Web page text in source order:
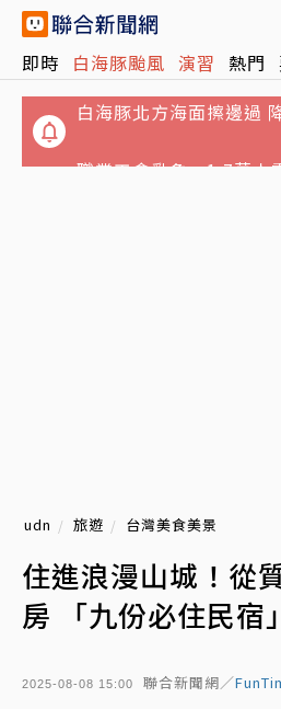
即時 白海豚颱風 演習 熱門
職業工會亂象…1.7萬人
udn 旅遊 台灣美食美景
住進浪漫山城！從
房 「九份必住民宿
2025-08-08 15:00 聯合新聞網／